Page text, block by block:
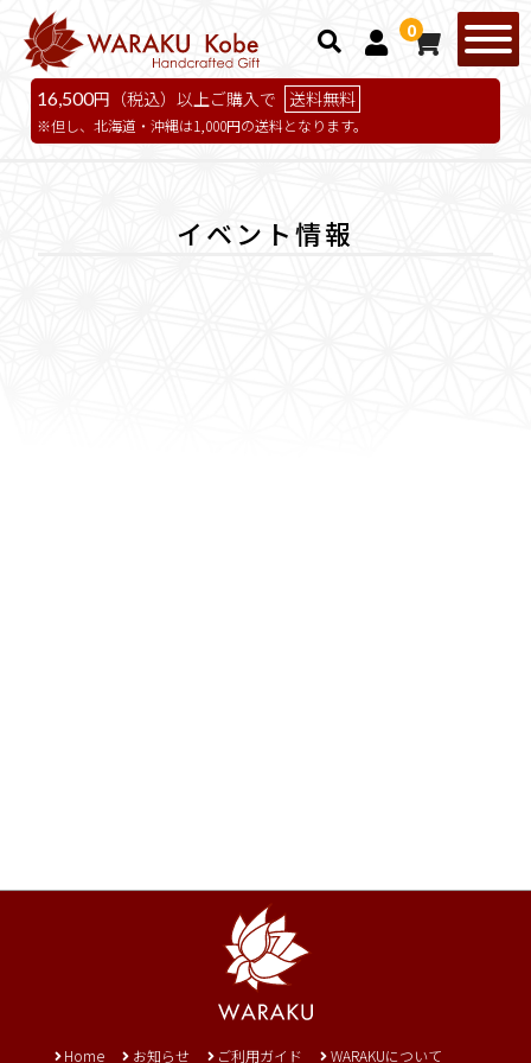
16,500円（税込）以上ご購入で 送料無料
但し、北海道・沖縄は1,000円の送料となります。
0
イベント情報
Home お知らせ ご利用ガイド WARAKUについて